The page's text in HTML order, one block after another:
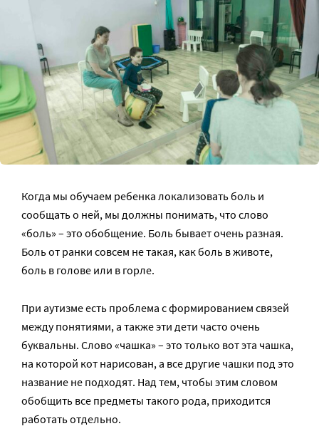
Когда мы обучаем ребенка локализовать боль и
сообщать о ней, мы должны понимать, что слово
«боль» – это обобщение. Боль бывает очень разная.
Боль от ранки совсем не такая, как боль в животе,
боль в голове или в горле.
При аутизме есть проблема с формированием связей
между понятиями, а также эти дети часто очень
буквальны. Слово «чашка» – это только вот эта чашка,
на которой кот нарисован, а все другие чашки под это
название не подходят. Над тем, чтобы этим словом
обобщить все предметы такого рода, приходится
работать отдельно.